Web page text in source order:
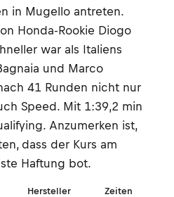
in Mugello antreten.
Honda-Rookie Diogo
war als Italiens
und Marco
41 Runden nicht nur
Speed. Mit 1:39,2 min
Anzumerken ist,
dass der Kurs am
Haftung bot.
Hersteller Zeiten